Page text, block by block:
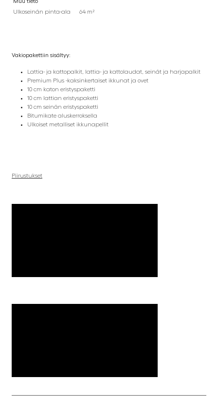
Ulkoseinän pinta-ala
64 m²
Vakiopakettiin sisältyy:
Lattia- ja kattopalkit, lattia- ja kattolaudat, seinät ja harjapalkit
Premium Plus -kaksinkertaiset ikkunat ja ovet
10 cm katon eristyspaketti
10 cm lattian eristyspaketti
10 cm seinän eristyspaketti
Bitumikate aluskerroksella
Ulkoiset metalliset ikkunapellit
Piirustukset